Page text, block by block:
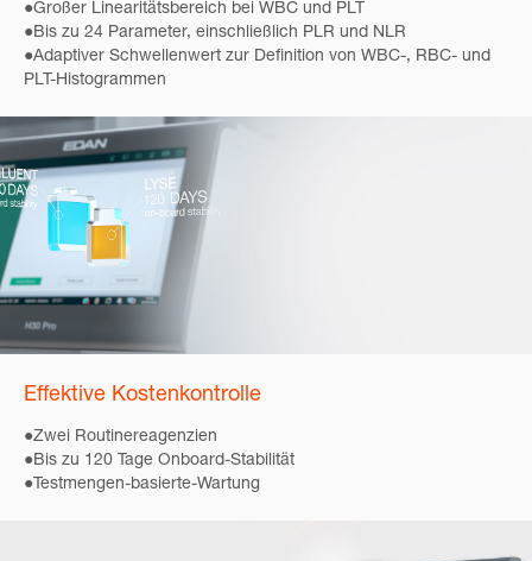
●Großer Linearitätsbereich bei WBC und PLT
●Bis zu 24 Parameter, einschließlich PLR und NLR
●Adaptiver Schwellenwert zur Definition von WBC-, RBC- und
PLT-Histogrammen
Effektive Kostenkontrolle
●Zwei Routinereagenzien
●Bis zu 120 Tage Onboard-Stabilität
●Testmengen-basierte-Wartung